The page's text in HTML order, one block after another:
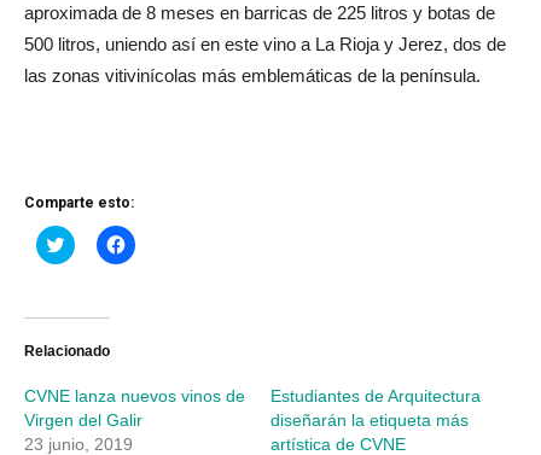
aproximada de 8 meses en barricas de 225 litros y botas de
500 litros, uniendo así en este vino a La Rioja y Jerez, dos de
las zonas vitivinícolas más emblemáticas de la península.
Comparte esto:
Haz
clic
Twitter
abre
ventana
nueva)
Haz
clic
ventana
nueva)
Relacionado
CVNE lanza nuevos vinos de
Virgen del Galir
23 junio, 2019
Estudiantes de Arquitectura
diseñarán la etiqueta más
artística de CVNE